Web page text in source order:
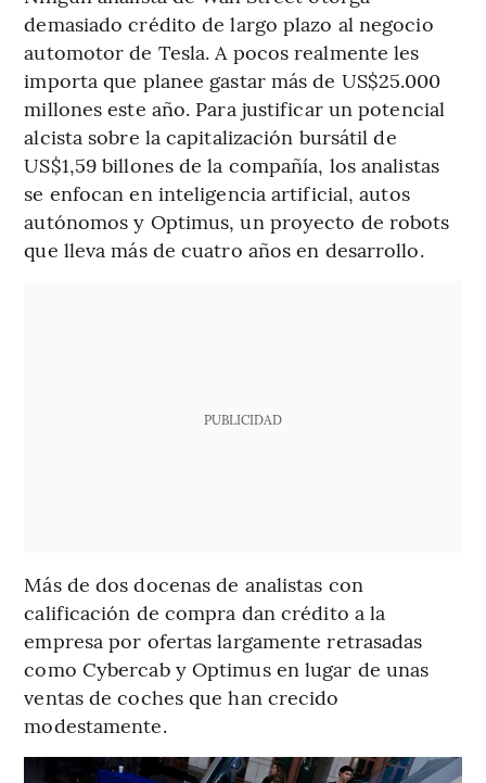
demasiado crédito de largo plazo al negocio
automotor de Tesla. A pocos realmente les
importa que planee gastar más de US$25.000
millones este año. Para justificar un potencial
alcista sobre la capitalización bursátil de
US$1,59 billones de la compañía, los analistas
se enfocan en inteligencia artificial, autos
autónomos y Optimus, un proyecto de robots
que lleva más de cuatro años en desarrollo.
PUBLICIDAD
Más de dos docenas de analistas con
calificación de compra dan crédito a la
empresa por ofertas largamente retrasadas
como Cybercab y Optimus en lugar de unas
ventas de coches que han crecido
modestamente.